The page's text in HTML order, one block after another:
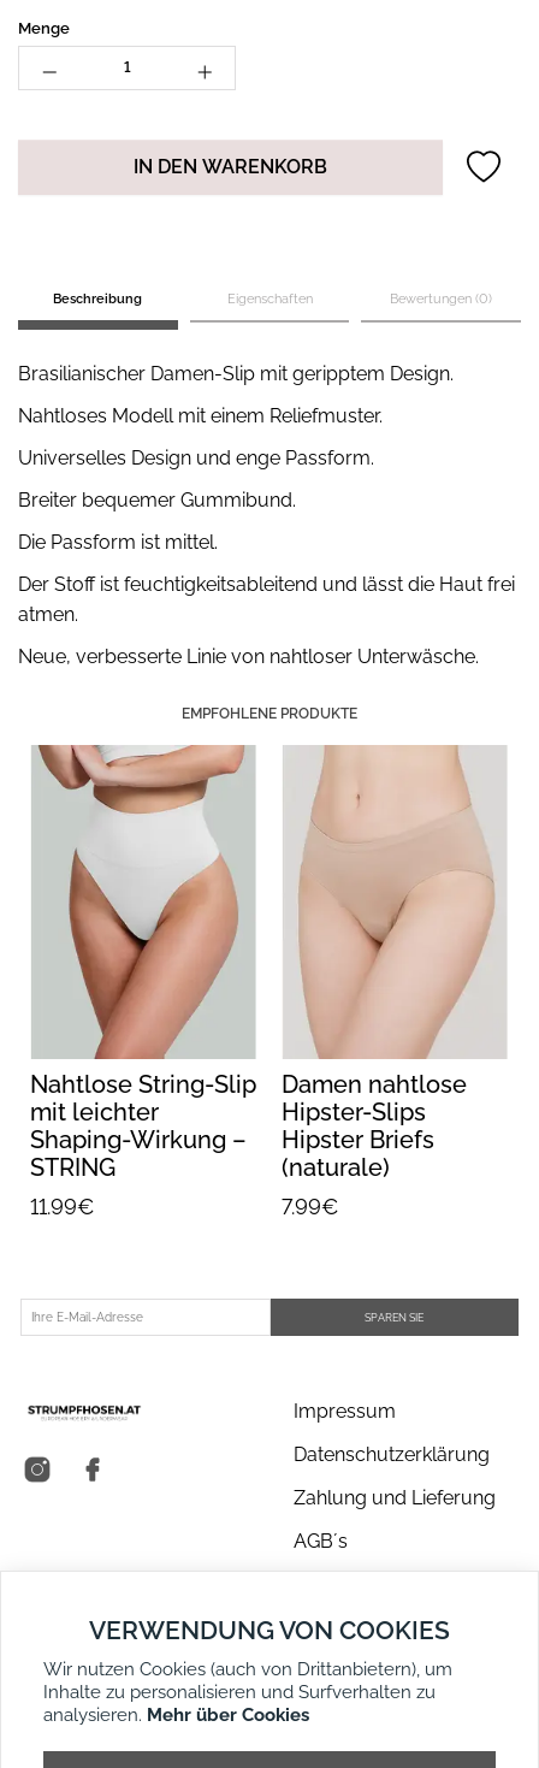
Menge
IN DEN WARENKORB
Beschreibung Eigenschaften Bewertungen (0)
Brasilianischer Damen-Slip mit geripptem Design.
Nahtloses Modell mit einem Reliefmuster.
Universelles Design und enge Passform.
Breiter bequemer Gummibund.
Die Passform ist mittel.
Der Stoff ist feuchtigkeitsableitend und lässt die Haut frei
atmen.
Neue, verbesserte Linie von nahtloser Unterwäsche.
EMPFOHLENE PRODUKTE
Nahtlose String-Slip
mit leichter
Shaping-Wirkung –
STRING
SHAPEWEAR
(white)
11.99€
Damen nahtlose
Hipster-Slips
Hipster Briefs
(naturale)
7.99€
SPAREN SIE
Impressum
Datenschutzerklärung
Zahlung und Lieferung
AGB´s
Kontakt
Retouren
Widerruf
Seitenübersicht
VERWENDUNG VON COOKIES
Wir nutzen Cookies (auch von Drittanbietern), um
Inhalte zu personalisieren und Surfverhalten zu
analysieren. Mehr über Cookies